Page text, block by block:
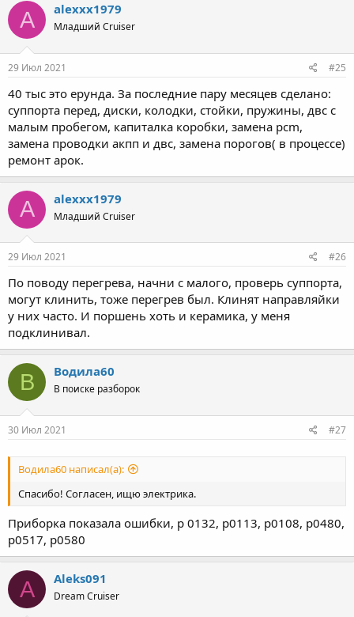
A alexxx1979
Младший Cruiser
29 Июл 2021 #25
40 тыс это ерунда. За последние пару месяцев сделано:
суппорта перед, диски, колодки, стойки, пружины, двс с
малым пробегом, капиталка коробки, замена pcm,
замена проводки акпп и двс, замена порогов( в процессе)
ремонт арок.
A alexxx1979
Младший Cruiser
29 Июл 2021 #26
По поводу перегрева, начни с малого, проверь суппорта,
могут клинить, тоже перегрев был. Клинят направляйки
у них часто. И поршень хоть и керамика, у меня
подклинивал.
В Водила60
В поиске разборок
30 Июл 2021 #27
Водила60 написал(а):
Спасибо! Согласен, ищю электрика.
Приборка показала ошибки, р 0132, р0113, р0108, р0480,
р0517, р0580
A Aleks091
Dream Cruiser